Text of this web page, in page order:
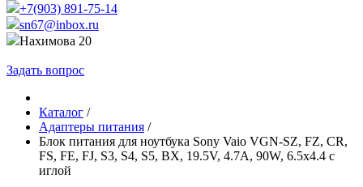
+7(903) 891-75-14
sn67@inbox.ru
Нахимова 20
Задать вопрос
Каталог /
Адаптеры питания /
Блок питания для ноутбука Sony Vaio VGN-SZ, FZ, CR,
FS, FE, FJ, S3, S4, S5, BX, 19.5V, 4.7A, 90W, 6.5х4.4 с
иглой